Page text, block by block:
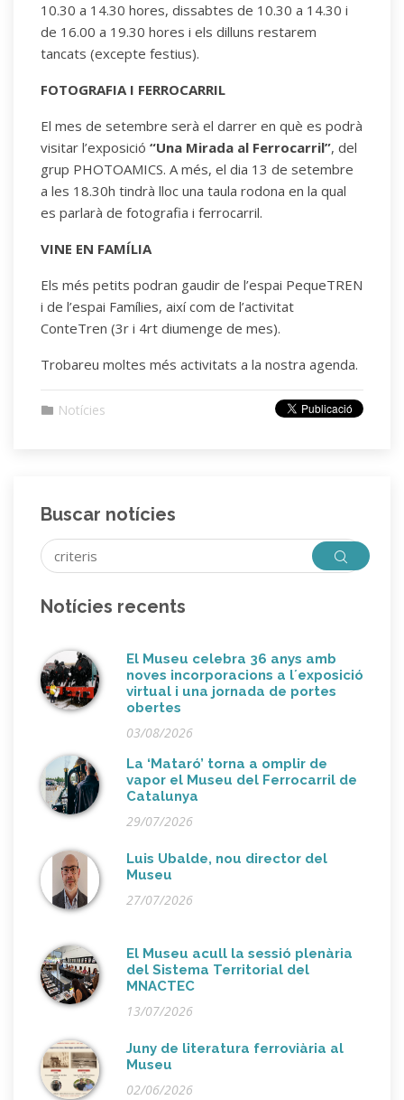
10.30 a 14.30 hores, dissabtes de 10.30 a 14.30 i
de 16.00 a 19.30 hores i els dilluns restarem
tancats (excepte festius).
FOTOGRAFIA I FERROCARRIL
El mes de setembre serà el darrer en què es podrà
visitar l’exposició “Una Mirada al Ferrocarril”, del
grup PHOTOAMICS. A més, el dia 13 de setembre
a les 18.30h tindrà lloc una taula rodona en la qual
es parlarà de fotografia i ferrocarril.
VINE EN FAMÍLIA
Els més petits podran gaudir de l’espai PequeTREN
i de l’espai Famílies, així com de l’activitat
ConteTren (3r i 4rt diumenge de mes).
Trobareu moltes més activitats a la nostra agenda.
Notícies
Buscar notícies
Notícies recents
El Museu celebra 36 anys amb
noves incorporacions a l´exposició
virtual i una jornada de portes
obertes
03/08/2026
La ‘Mataró’ torna a omplir de
vapor el Museu del Ferrocarril de
Catalunya
29/07/2026
Luis Ubalde, nou director del
Museu
27/07/2026
El Museu acull la sessió plenària
del Sistema Territorial del
MNACTEC
13/07/2026
Juny de literatura ferroviària al
Museu
02/06/2026